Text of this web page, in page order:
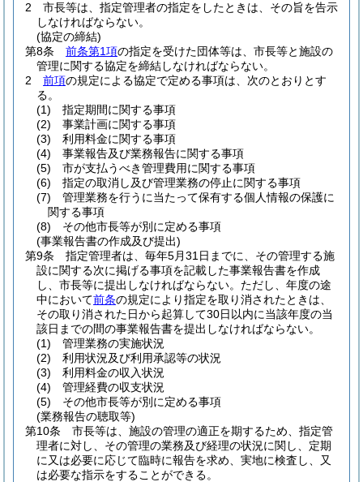
2
市長等は、指定管理者の指定をしたときは、その旨を告示
しなければならない。
(協定の締結)
第8条
前条第1項の指定を受けた団体等は、市長等と施設の
管理に関する協定を締結しなければならない。
2
前項の規定による協定で定める事項は、次のとおりとす
る。
(1)
指定期間に関する事項
(2)
事業計画に関する事項
(3)
利用料金に関する事項
(4)
事業報告及び業務報告に関する事項
(5)
市が支払うべき管理費用に関する事項
(6)
指定の取消し及び管理業務の停止に関する事項
(7)
管理業務を行うに当たって保有する個人情報の保護に
関する事項
(8)
その他市長等が別に定める事項
(事業報告書の作成及び提出)
第9条
指定管理者は、毎年5月31日までに、その管理する施
設に関する次に掲げる事項を記載した事業報告書を作成
し、市長等に提出しなければならない。 ただし、年度の途
中において前条の規定により指定を取り消されたときは、
その取り消された日から起算して30日以内に当該年度の当
該日までの間の事業報告書を提出しなければならない。
(1)
管理業務の実施状況
(2)
利用状況及び利用承認等の状況
(3)
利用料金の収入状況
(4)
管理経費の収支状況
(5)
その他市長等が別に定める事項
(業務報告の聴取等)
第10条
市長等は、施設の管理の適正を期するため、指定管
理者に対し、その管理の業務及び経理の状況に関し、定期
に又は必要に応じて臨時に報告を求め、実地に検査し、又
は必要な指示をすることができる。